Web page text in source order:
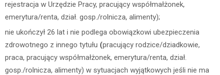
rejestracja w Urzędzie Pracy, pracujący współmałżonek,
emerytura/renta, dział. gosp./rolnicza, alimenty);
nie ukończył 26 lat i nie podlega obowiązkowi ubezpieczenia
zdrowotnego z innego tytułu (pracujący rodzice/dziadkowie,
praca, pracujący współmałżonek, emerytura/renta, dział.
gosp./rolnicza, alimenty) w sytuacjach wyjątkowych jeśli nie ma